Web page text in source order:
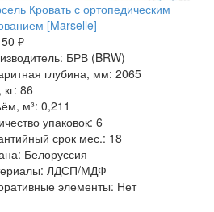
Кровать с ортопедическим
[Marselle]
₽
БРВ (BRW)
глубина, мм: 2065
кг: 86
м³: 0,211
упаковок: 6
срок мес.: 18
Белоруссия
ЛДСП/МДФ
элементы: Нет